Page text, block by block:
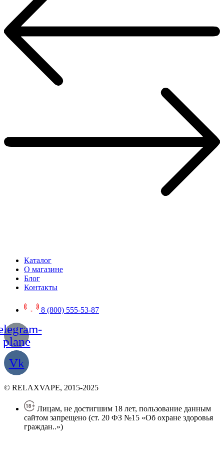
Каталог
О магазине
Блог
Контакты
8 (800) 555-53-87
plane
Vk
© RELAXVAPE, 2015-2025
Лицам, не достигшим 18 лет, пользование данным
сайтом запрещено (ст. 20 ФЗ №15 «Об охране здоровья
граждан..»)